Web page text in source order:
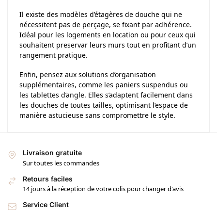
Il existe des modèles d’étagères de douche qui ne
nécessitent pas de perçage, se fixant par adhérence.
Idéal pour les logements en location ou pour ceux qui
souhaitent preservar leurs murs tout en profitant d’un
rangement pratique.
Enfin, pensez aux solutions d’organisation
supplémentaires, comme les paniers suspendus ou
les tablettes d’angle. Elles s’adaptent facilement dans
les douches de toutes tailles, optimisant l’espace de
manière astucieuse sans compromettre le style.
Livraison gratuite
Sur toutes les commandes
Retours faciles
14 jours à la réception de votre colis pour changer d'avis
Service Client